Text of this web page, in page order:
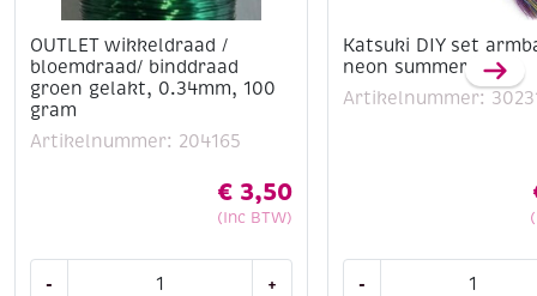
OUTLET wikkeldraad /
bloemdraad/ binddraad
groen gelakt, 0.34mm, 100
gram
Artikelnummer: 204165
€ 3,50
(Inc BTW)
- +
Katsuki DIY set
neon summer mix
Artikelnummer:
-